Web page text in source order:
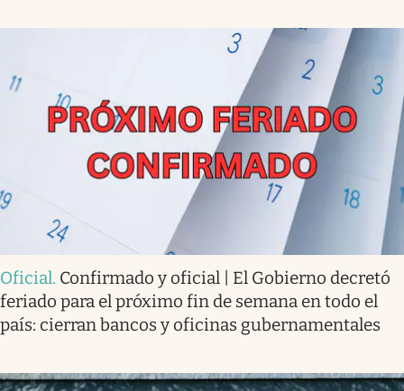
Oficial. Confirmado y oficial | El Gobierno decretó
feriado para el próximo fin de semana en todo el
país: cierran bancos y oficinas gubernamentales